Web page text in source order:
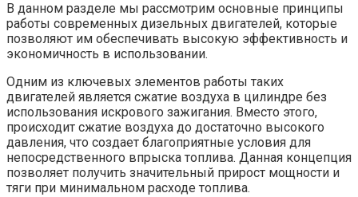
В данном разделе мы рассмотрим основные принципы
работы современных дизельных двигателей, которые
позволяют им обеспечивать высокую эффективность и
экономичность в использовании.
Одним из ключевых элементов работы таких
двигателей является сжатие воздуха в цилиндре без
использования искрового зажигания. Вместо этого,
происходит сжатие воздуха до достаточно высокого
давления, что создает благоприятные условия для
непосредственного впрыска топлива. Данная концепция
позволяет получить значительный прирост мощности и
тяги при минимальном расходе топлива.